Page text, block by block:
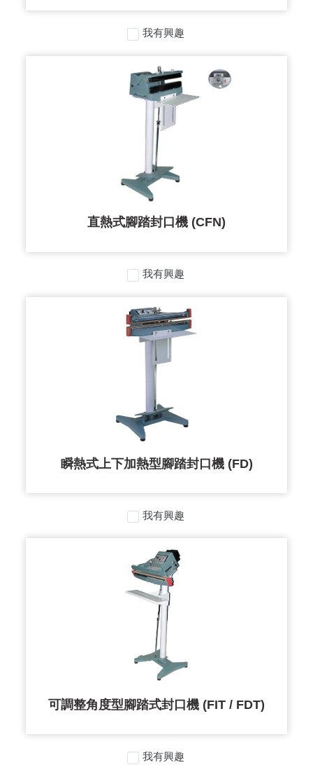
我有興趣
直熱式腳踏封口機 (CFN)
我有興趣
瞬熱式上下加熱型腳踏封口機 (FD)
我有興趣
可調整角度型腳踏式封口機 (FIT / FDT)
我有興趣